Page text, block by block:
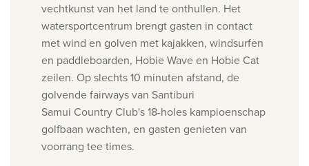
vechtkunst van het land te onthullen. Het
watersportcentrum brengt gasten in contact
met wind en golven met kajakken, windsurfen
en paddleboarden, Hobie Wave en Hobie Cat
zeilen. Op slechts 10 minuten afstand, de
golvende fairways van Santiburi
Samui Country Club's 18-holes kampioenschap
golfbaan wachten, en gasten genieten van
voorrang tee times.